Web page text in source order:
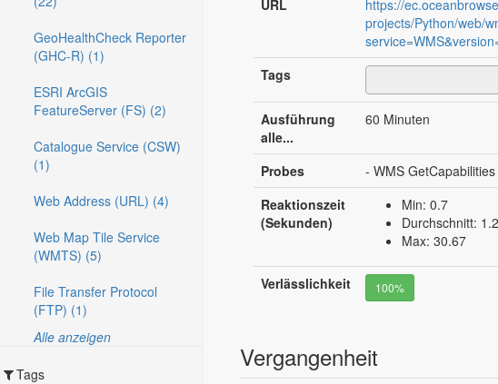
GeoHealthCheck Reporter
(GHC-R) (1)
ESRI ArcGIS
FeatureServer (FS) (2)
Catalogue Service (CSW)
(1)
Web Address (URL) (4)
Web Map Tile Service
(WMTS) (5)
File Transfer Protocol
(FTP) (1)
Alle anzeigen
Tags
URL
https://
projects/Python/web/
Tags
Ausführung
alle...
60 Minuten
Probes
- WMS GetCapabilities
Reaktionszeit
(Sekunden)
Min: 0.7
Durchschnitt: 1.2
Max: 30.67
Verlässlichkeit 100%
Vergangenheit